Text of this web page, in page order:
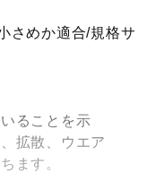
さめか適合/規格サ
ることを示
拡散、ウエア
ます。